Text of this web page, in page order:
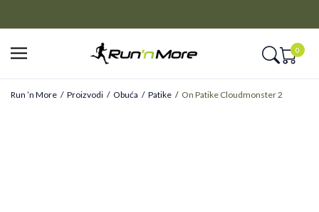
0
Run ’n More Proizvodi Obuća Patike On Patike Cloudmonster 2